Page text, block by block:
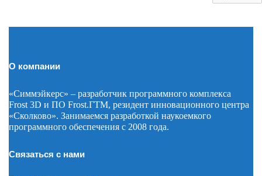
О компании
«Симмэйкерс» – разработчик программного комплекса
Frost 3D и ПО Frost.ГТМ, резидент инновационного центра
«Сколково». Занимаемся разработкой наукоемкого
программного обеспечения с 2008 года.
Связаться с нами